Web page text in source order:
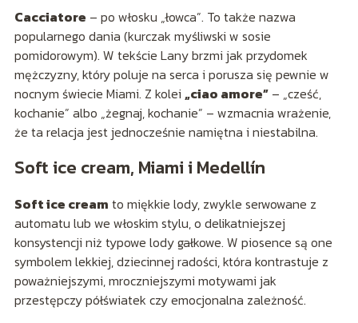
Cacciatore – po włosku „łowca”. To także nazwa
popularnego dania (kurczak myśliwski w sosie
pomidorowym). W tekście Lany brzmi jak przydomek
mężczyzny, który poluje na serca i porusza się pewnie w
nocnym świecie Miami. Z kolei „ciao amore”– „cześć,
kochanie” albo „żegnaj, kochanie” – wzmacnia wrażenie,
że ta relacja jest jednocześnie namiętna i niestabilna.
Soft ice cream, Miami i Medellín
Soft ice cream to miękkie lody, zwykle serwowane z
automatu lub we włoskim stylu, o delikatniejszej
konsystencji niż typowe lody gałkowe. W piosence są one
symbolem lekkiej, dziecinnej radości, która kontrastuje z
poważniejszymi, mroczniejszymi motywami jak
przestępczy półświatek czy emocjonalna zależność.